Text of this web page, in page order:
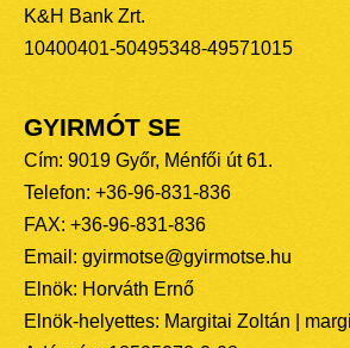
K&H Bank Zrt.
10400401-50495348-49571015
GYIRMÓT SE
Cím: 9019 Győr, Ménfői út 61.
Telefon: +36-96-831-836
FAX: +36-96-831-836
Email: gyirmotse@gyirmotse.hu
Elnök: Horváth Ernő
Elnök-helyettes: Margitai Zoltán |